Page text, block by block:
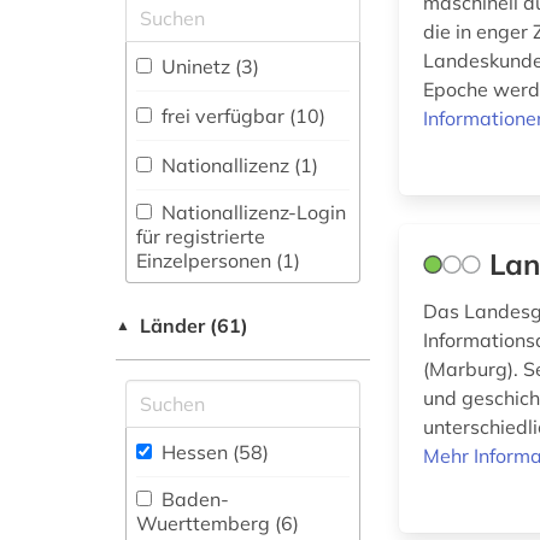
Maschinenbau (0)
Mathematik (0)
Medien- und
Kommunikationswissenschaften,
Kommunikationsdesign (0)
Medizin (0)
Militärwissenschaft
(0)
Musikwissenschaft
Natur- und
Umweltschutz (0)
Pädagogik (1)
Philosophie (0)
1970 (1)
(1)
gesetz (1)
gesetzgebung (1)
giessen (1)
gießen (2)
gymnasium (1)
handschrift (2)
hauptschule (1)
hessen (25)
Uninetz (3)
frei verfügbar (10)
Nationallizenz (1)
Nationallizenz-Login
für registrierte
Einzelpersonen (1)
▲ Länder (61)
Hessen (58)
Baden-
Wuerttemberg (6)
die in enger
Epoche
Das
(Marburg).
und
Mehr